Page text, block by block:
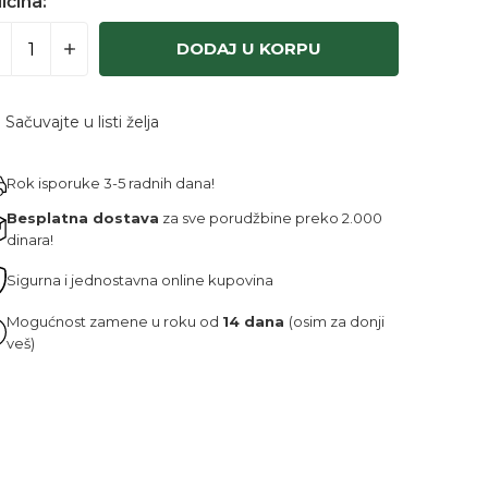
DODAJ U KORPU
Sačuvajte u listi želja
Rok isporuke 3-5 radnih dana!
Besplatna dostava za sve porudžbine preko 2.000
dinara!
Sigurna i jednostavna online kupovina
Mogućnost zamene u roku od 14 dana (osim za donji
veš)